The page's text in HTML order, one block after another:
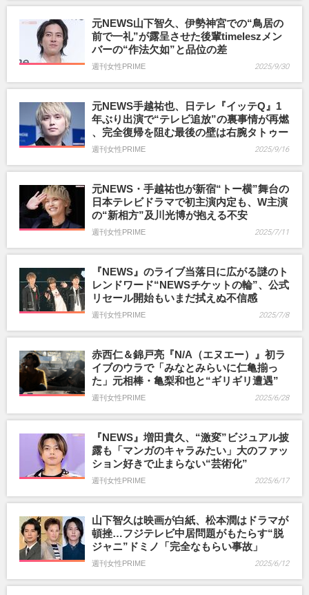
元NEWS山下智久、伊勢神宮での“鳥居の
前で一礼”が露呈させた後輩timeleszメン
バーの“作法欠如”と品位の差
週刊女性PRIME 2025/9/30
元NEWS手越祐也、日テレ『イッテQ』1
年ぶり出演で“テレビ追放”の裏事情が再燃
、完全復帰を阻む最後の壁は右腕タトゥー
週刊女性PRIME 2025/9/16
元NEWS・手越祐也が新宿“トー横”舞台の
日本テレビドラマで初主演内定も、W主演
の“新相方”及川光博が抱える不安
週刊女性PRIME 2025/7/11
『NEWS』のライブ当落日に広がる謎のト
レンドワード“NEWSチケットの輪”、公式
リセール開始もいまだ拭えぬ不信感
週刊女性PRIME 2025/7/8
赤西仁＆錦戸亮『N/A（エヌエー）』初ラ
イブのウラで「みなとみらいに仁亀揃っ
た」元相棒・亀梨和也と“ギリギリ遭遇”
週刊女性PRIME 2025/6/28
『NEWS』増田貴久、“激変”ビジュアル披
露も「マンガのキャラみたい」大のファッ
ション好きで止まらない“芸術化”
週刊女性PRIME 2025/6/17
山下智久は映画が白紙、松本潤はドラマが
頓挫…フジテレビ中居問題がもたらす“脱
ジャニ”ドミノ「完全なもらい事故」
週刊女性PRIME 2025/6/12